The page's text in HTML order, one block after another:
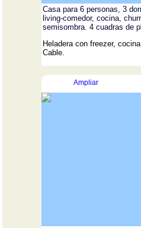
Casa para 6 personas, 3
living-comedor, cocina,
semisombra. 4 cuadras de
Heladera con freezer,
Cable.
Ampliar